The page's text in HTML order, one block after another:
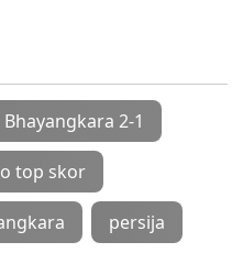
2-1
top skor
persija